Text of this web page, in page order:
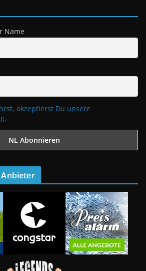
Name
akzeptierst Du unsere